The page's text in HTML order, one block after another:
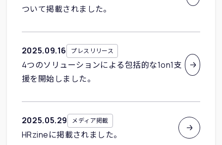
ついて掲載されました。
2025.09.16 プレスリリース
4つのソリューションによる包括的な1on1支
援を開始しました。
2025.05.29 メディア掲載
HRzineに掲載されました。